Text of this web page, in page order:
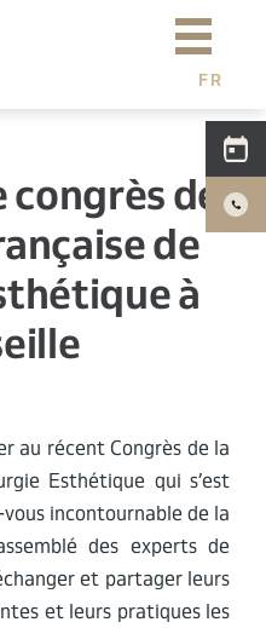
FR
C
de
de
à
au récent Congrès de la
Esthétique qui s’est
incontournable de la
des experts de
et partager leurs
et leurs pratiques les